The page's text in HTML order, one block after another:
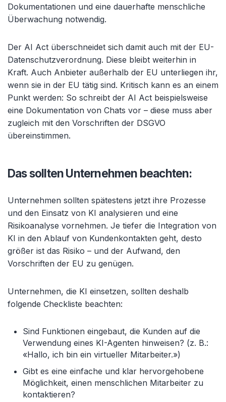
Dokumentationen und eine dauerhafte menschliche
Überwachung notwendig.
Der AI Act überschneidet sich damit auch mit der EU-
Datenschutzverordnung. Diese bleibt weiterhin in
Kraft. Auch Anbieter außerhalb der EU unterliegen ihr,
wenn sie in der EU tätig sind. Kritisch kann es an einem
Punkt werden: So schreibt der AI Act beispielsweise
eine Dokumentation von Chats vor – diese muss aber
zugleich mit den Vorschriften der DSGVO
übereinstimmen.
Das sollten Unternehmen beachten:
Unternehmen sollten spätestens jetzt ihre Prozesse
und den Einsatz von KI analysieren und eine
Risikoanalyse vornehmen. Je tiefer die Integration von
KI in den Ablauf von Kundenkontakten geht, desto
größer ist das Risiko – und der Aufwand, den
Vorschriften der EU zu genügen.
Unternehmen, die KI einsetzen, sollten deshalb
folgende Checkliste beachten:
Sind Funktionen eingebaut, die Kunden auf die
Verwendung eines KI-Agenten hinweisen? (z. B.:
«Hallo, ich bin ein virtueller Mitarbeiter.»)
Gibt es eine einfache und klar hervorgehobene
Möglichkeit, einen menschlichen Mitarbeiter zu
kontaktieren?